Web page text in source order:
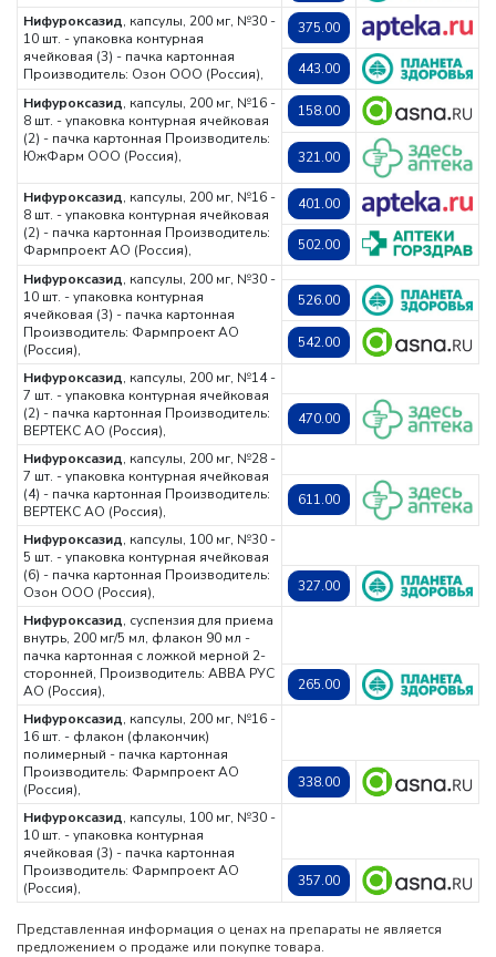
Нифуроксазид, капсулы, 200 мг, №30 -
10 шт. - упаковка контурная
ячейковая (3) - пачка картонная
Производитель: Озон ООО (Россия),
375.00
443.00
Нифуроксазид, капсулы, 200 мг, №16 -
8 шт. - упаковка контурная ячейковая
(2) - пачка картонная Производитель:
ЮжФарм ООО (Россия),
158.00
321.00
Нифуроксазид, капсулы, 200 мг, №16 -
8 шт. - упаковка контурная ячейковая
(2) - пачка картонная Производитель:
Фармпроект АО (Россия),
401.00
502.00
Нифуроксазид, капсулы, 200 мг, №30 -
10 шт. - упаковка контурная
ячейковая (3) - пачка картонная
Производитель: Фармпроект АО
(Россия),
526.00
542.00
Нифуроксазид, капсулы, 200 мг, №14 -
7 шт. - упаковка контурная ячейковая
(2) - пачка картонная Производитель:
ВЕРТЕКС АО (Россия),
470.00
Нифуроксазид, капсулы, 200 мг, №28 -
7 шт. - упаковка контурная ячейковая
(4) - пачка картонная Производитель:
ВЕРТЕКС АО (Россия),
611.00
Нифуроксазид, капсулы, 100 мг, №30 -
5 шт. - упаковка контурная ячейковая
(6) - пачка картонная Производитель:
Озон ООО (Россия),
327.00
Нифуроксазид, суспензия для приема
внутрь, 200 мг/5 мл, флакон 90 мл -
пачка картонная с ложкой мерной 2-
сторонней, Производитель: АВВА РУС
АО (Россия),
265.00
Нифуроксазид, капсулы, 200 мг, №16 -
16 шт. - флакон (флакончик)
полимерный - пачка картонная
Производитель: Фармпроект АО
(Россия),
338.00
Нифуроксазид, капсулы, 100 мг, №30 -
10 шт. - упаковка контурная
ячейковая (3) - пачка картонная
Производитель: Фармпроект АО
(Россия),
357.00
Представленная информация о ценах на препараты не является
предложением о продаже или покупке товара.